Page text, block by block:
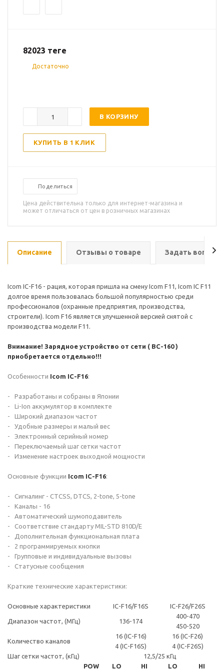
82023 теңге
Достаточно
В КОРЗИНУ
КУПИТЬ В 1 КЛИК
Поделиться
Цена действительна только для интернет-магазина и
может отличаться от цен в розничных магазинах
Описание Отзывы о товаре Задать вопрос
Icom IC-F16 - рация, которая пришла на смену Icom F11, Icom IC F11
долгое время пользовалась большой популярностью среди
профессионалов (охранные предприятия, производства,
строители). Icom F16 является улучшенной версией снятой с
производства модели F11.
Внимание! Зарядное устройство от сети ( BC-160 )
приобретается отдельно!!!
Особенности Icom IC-F16:
- Разработаны и собраны в Японии
- Li-Ion аккумулятор в комплекте
- Широкий диапазон частот
- Удобные размеры и малый вес
- Электронный серийный номер
- Переключаемый шаг сетки частот
- Изменение настроек выходной мощности
Основные функции Icom IC-F16:
- Сигналинг - CTCSS, DTCS, 2-tone, 5-tone
- Каналы - 16
- Автоматический шумоподавитель
- Соответствие стандарту MIL-STD 810D/E
- Дополнительная функциональная плата
- 2 программируемых кнопки
- Групповые и индивидуальные вызовы
- Статусные сообщения
Краткие технические характеристики:
Основные характеристики IC-F16/F16S IC-F26/F26S
Диапазон частот, (МГц) 136-174
400-470
450-520
Количество каналов
16 (IC-F16)
4 (IC-F16S)
16 (IC-F26)
4 (IC-F26S)
Шаг сетки частот, (кГц)
12,5/25 кГц
POW LO HI LO
HI